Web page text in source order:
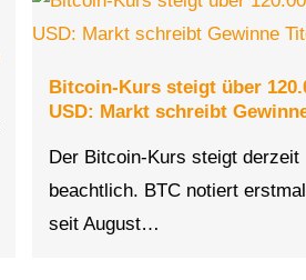
Bitcoin-Kurs steigt über
USD: Markt schreibt
Der Bitcoin-Kurs steigt derzeit
beachtlich. BTC notiert
seit August…